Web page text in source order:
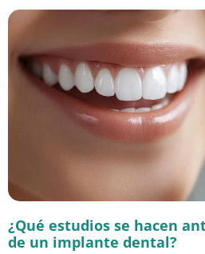
¿Qué estudios se hacen
de un implante dental?